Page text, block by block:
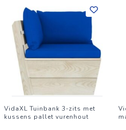
VidaXL Tuinbank 3-zits met
kussens pallet vurenhout